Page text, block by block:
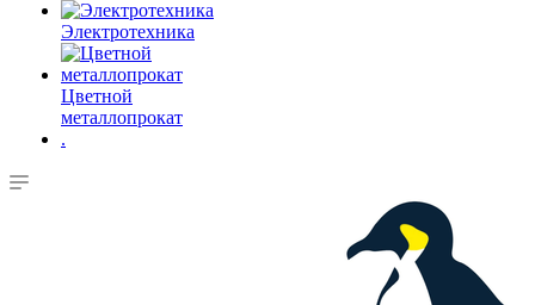
Электротехника
Цветной
металлопрокат
.